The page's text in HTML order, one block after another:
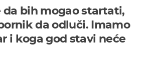
da bih mogao startati,
da odluči. Imamo
i koga god stavi neće